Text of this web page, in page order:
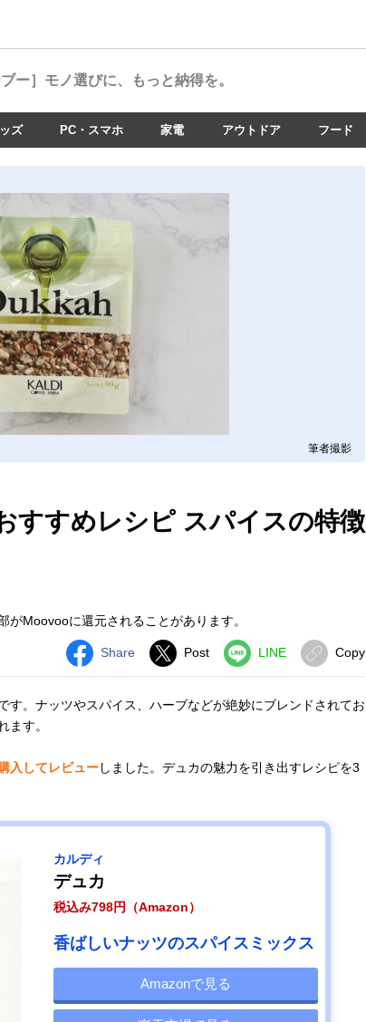
ー］ モノ選びに、もっと納得を。
ズ PC・スマホ 家電 アウトドア フード
筆者撮影
すすめレシピ スパイスの特徴
Moovooに還元されることがあります。
Share Post LINE Copy
す。ナッツやスパイス、ハーブなどが絶妙にブレンドされてお
ます。
入してレビューしました。デュカの魅力を引き出すレシピを3
カルディ
デュカ
税込み798円（Amazon）
香ばしいナッツのスパイスミックス
Amazonで見る